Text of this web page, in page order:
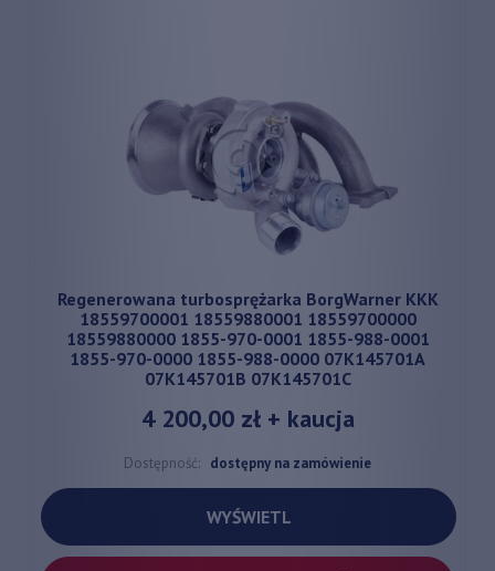
Regenerowana turbosprężarka BorgWarner KKK
18559700001 18559880001 18559700000
18559880000 1855-970-0001 1855-988-0001
1855-970-0000 1855-988-0000 07K145701A
07K145701B 07K145701C
4 200,00 zł+ kaucja
Dostępność: dostępny na zamówienie
WYŚWIETL